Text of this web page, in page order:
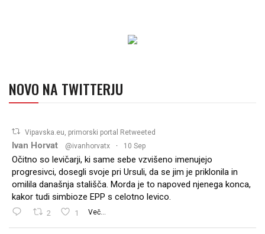
NOVO NA TWITTERJU
Vipavska.eu, primorski portal Retweeted
Ivan Horvat @ivanhorvatx · 10 Sep
Očitno so levičarji, ki same sebe vzvišeno imenujejo
progresivci, dosegli svoje pri Ursuli, da se jim je priklonila in
omilila današnja stališča. Morda je to napoved njenega konca,
kakor tudi simbioze EPP s celotno levico.
2 1 Več...